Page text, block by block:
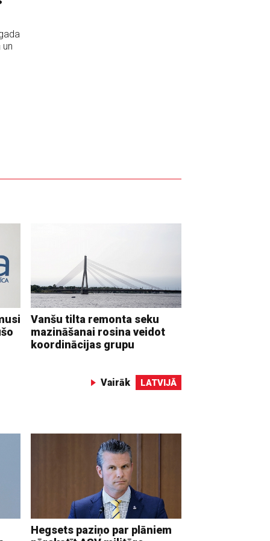
Vanšu tilta remonta seku
mazināšanai rosina veidot
koordinācijas grupu
Vairāk LATVIJĀ
Hegsets paziņo par plāniem